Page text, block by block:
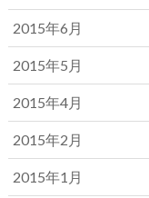
2015年6月
2015年5月
2015年4月
2015年2月
2015年1月